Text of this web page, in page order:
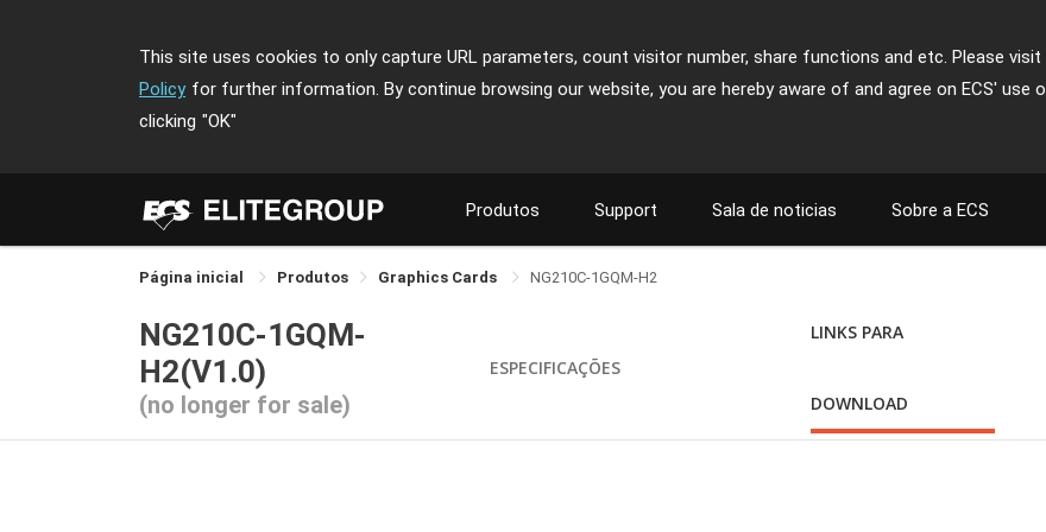
This site uses cookies to only capture URL parameters, count visitor number, share functions and etc. Please visit
Policy for further information. By continue browsing our website, you are hereby aware of and agree on ECS' use
clicking "OK"
Produtos Support Sala de noticias Sobre a ECS
Página inicial Produtos Graphics Cards NG210C-1GQM-H2
NG210C-1GQM-
H2(V1.0)
(no longer for sale)
ESPECIFICAÇÕES
LINKS PARA
DOWNLOAD